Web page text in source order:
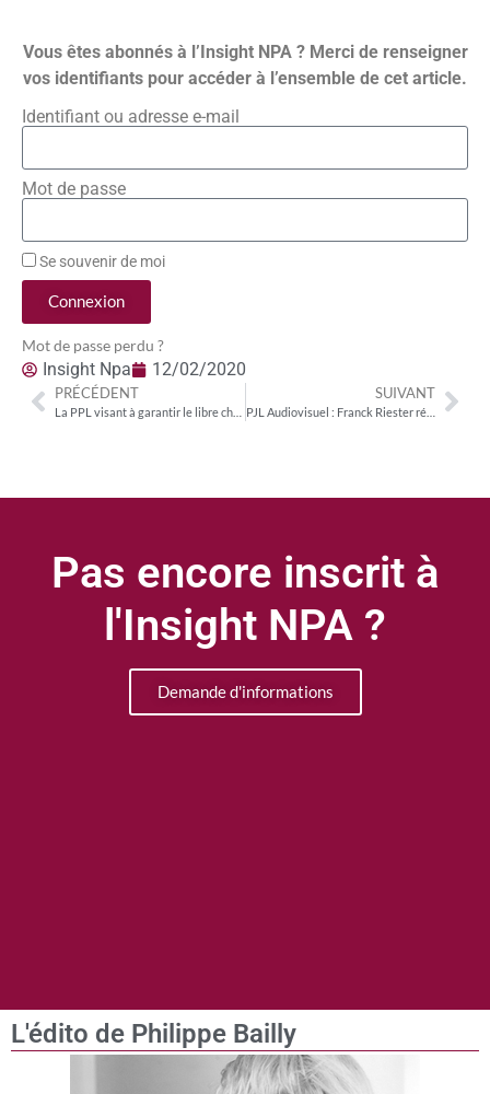
Vous êtes abonnés à l’Insight NPA ? Merci de renseigner
vos identifiants pour accéder à l’ensemble de cet article.
Identifiant ou adresse e-mail
Mot de passe
Se souvenir de moi
Connexion
Mot de passe perdu ?
Insight Npa 12/02/2020
PRÉCÉDENT SUIVANT
PJL Audiovisuel : Franck Riester répond aux inquiétudes des députés sur l’audiovisuel extérieur
Pas encore inscrit à
l'Insight NPA ?
Demande d'informations
L'édito de Philippe Bailly